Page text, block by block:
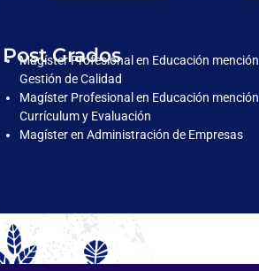
Post Grados
Magíster Profesional en Educación mención
Gestión de Calidad
Magíster Profesional en Educación mención
Currículum y Evaluación
Magíster en Administración de Empresas